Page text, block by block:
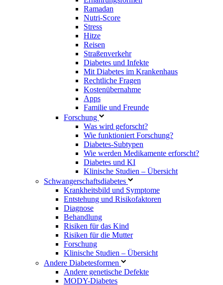
Ramadan
Nutri-Score
Stress
Hitze
Reisen
Straßenverkehr
Diabetes und Infekte
Mit Diabetes im Krankenhaus
Rechtliche Fragen
Kostenübernahme
Apps
Familie und Freunde
Forschung
Was wird geforscht?
Wie funktioniert Forschung?
Diabetes-Subtypen
Wie werden Medikamente erforscht?
Diabetes und KI
Klinische Studien – Übersicht
Schwangerschaftsdiabetes
Krankheitsbild und Symptome
Entstehung und Risikofaktoren
Diagnose
Behandlung
Risiken für das Kind
Risiken für die Mutter
Forschung
Klinische Studien – Übersicht
Andere Diabetesformen
Andere genetische Defekte
MODY-Diabetes